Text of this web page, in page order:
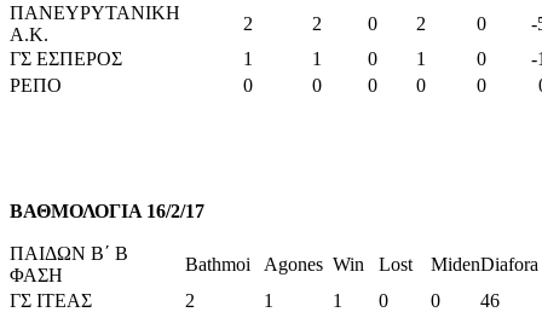
ΠΑΝΕΥΡΥΤΑΝΙΚΗ
Α.Κ.
2 2 0 2 0
-
ΓΣ ΕΣΠΕΡΟΣ
1 1 0 1 0
-
ΡΕΠΟ
0 0 0 0 0
ΒΑΘΜΟΛΟΓΙΑ 16/2/17
ΠΑΙΔΩΝ Β΄ Β
ΦΑΣΗ
Bathmoi Agones Win Lost MidenDiafora
ΓΣ ΙΤΕΑΣ
2 1 1 0 0
46